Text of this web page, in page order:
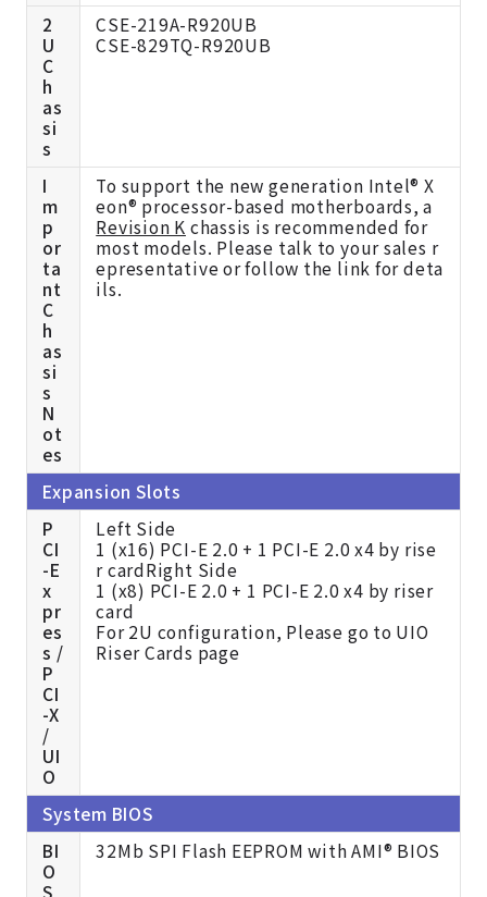
2
U
C
h
as
si
s
CSE-219A-R920UB
CSE-829TQ-R920UB
I
m
p
or
ta
nt
C
h
as
si
s
N
ot
es
To support the new generation Intel® X
eon® processor-based motherboards, a
Revision K chassis is recommended for
most models. Please talk to your sales r
epresentative or follow the link for deta
ils.
Expansion Slots
P
CI
-E
x
pr
es
s /
P
CI
-X
/
UI
O
Left Side
1 (x16) PCI-E 2.0 + 1 PCI-E 2.0 x4 by rise
r cardRight Side
1 (x8) PCI-E 2.0 + 1 PCI-E 2.0 x4 by riser
card
For 2U configuration, Please go to UIO
Riser Cards page
System BIOS
BI
O
S
32Mb SPI Flash EEPROM with AMI® BIOS